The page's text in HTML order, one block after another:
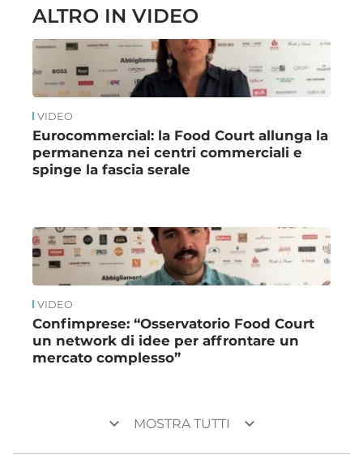
ALTRO IN VIDEO
VIDEO
Eurocommercial: la Food Court allunga la
permanenza nei centri commerciali e
spinge la fascia serale
VIDEO
Confimprese: “Osservatorio Food Court
un network di idee per affrontare un
mercato complesso”
keyboard_arrow_down MOSTRA TUTTI keyboard_arrow_down